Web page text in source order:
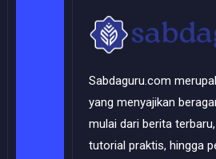
Sabdaguru.com
yang menyajikan
mulai dari berita
tutorial praktis, hingga